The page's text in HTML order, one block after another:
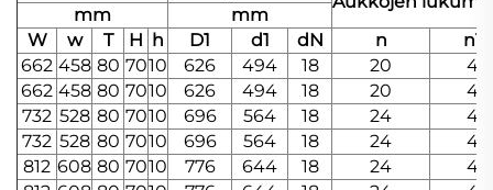
mm
mm
W
w T H h D1 d1 dN n
n1
662 458 80 7010 626 494 18 20
4
662 458 80 7010 626 494 18 20
4
732 528 80 7010 696 564 18 24
4
732 528 80 7010 696 564 18 24
4
812 608 80 7010 776 644 18 24
4